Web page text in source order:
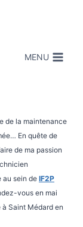
MENU
de la maintenance
En quête de
de ma passion
au sein de IF2P
vous en mai
Saint Médard en